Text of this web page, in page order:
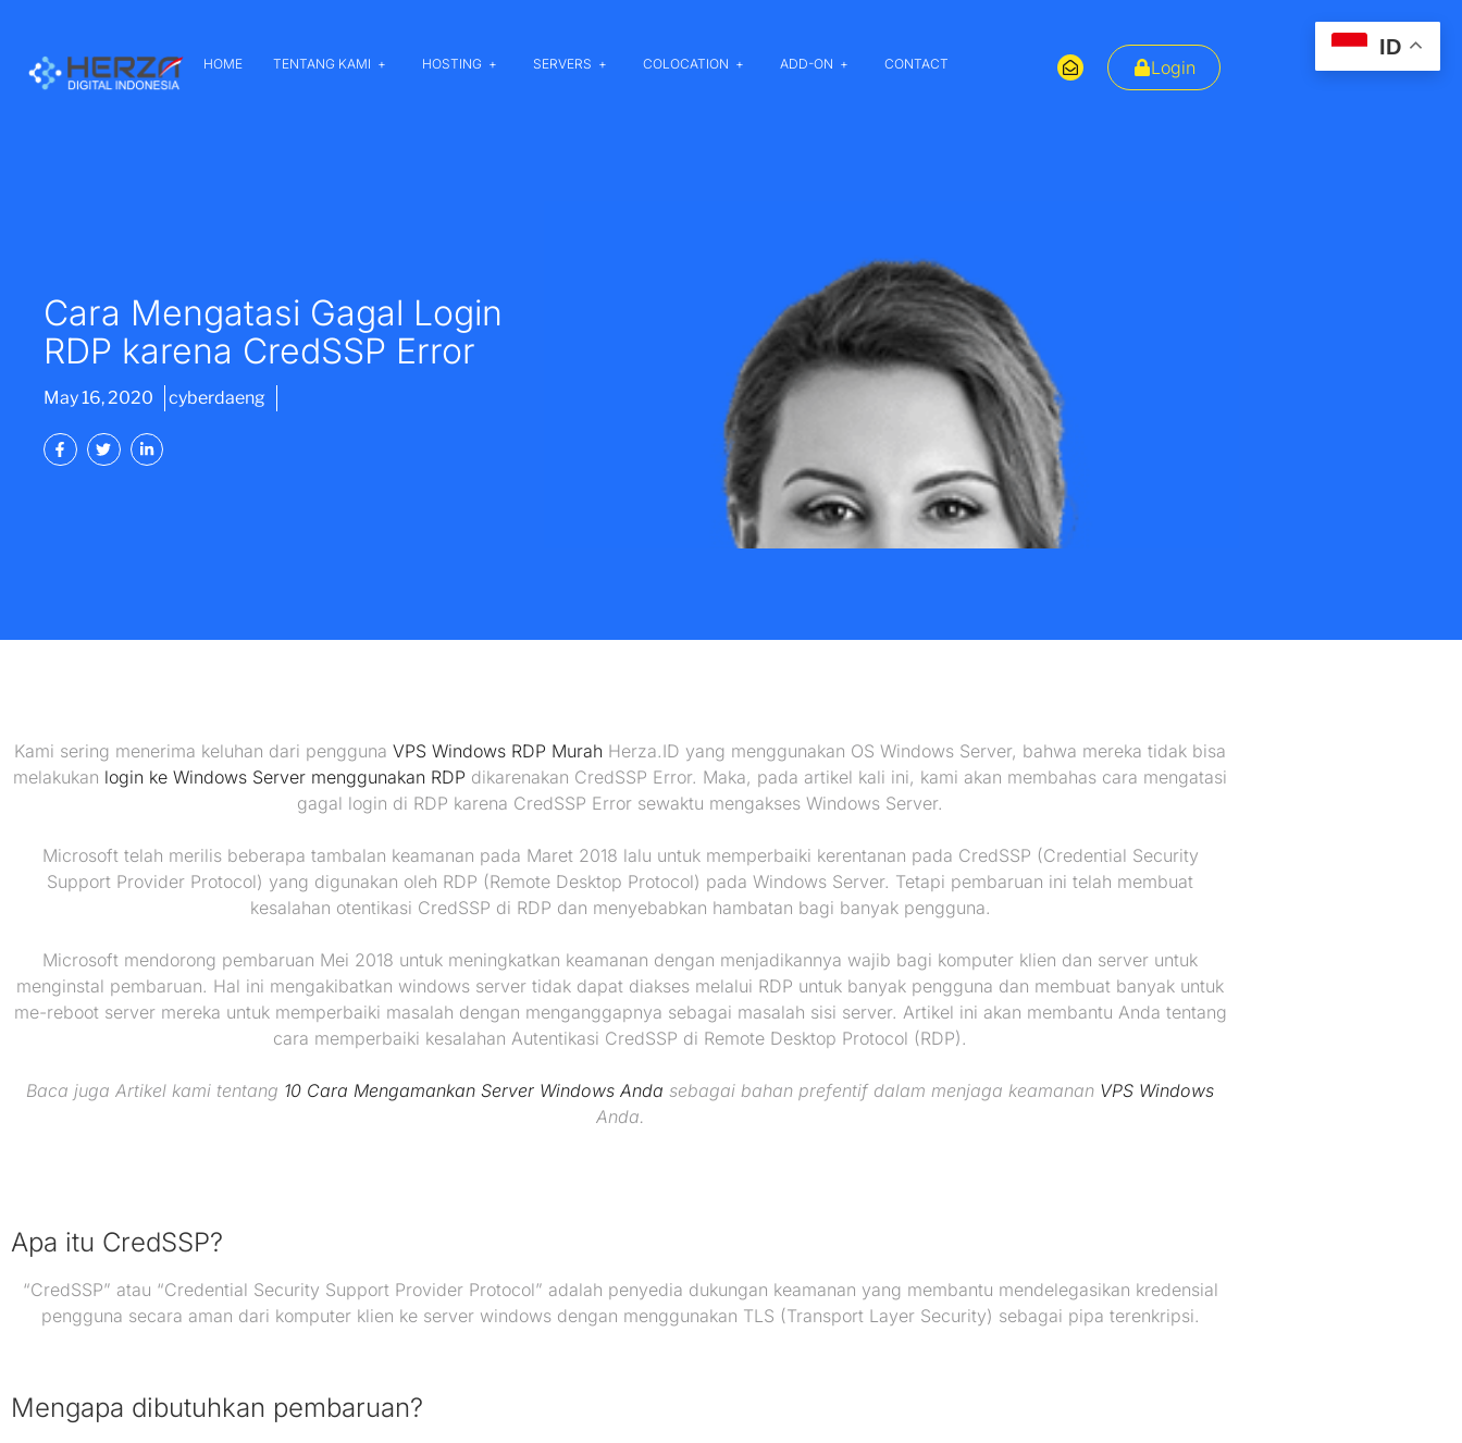
HOME TENTANG KAMI HOSTING SERVERS COLOCATION ADD-ON CONTACT Login
Cara Mengatasi Gagal Login
RDP karena CredSSP Error
May 16, 2020 cyberdaeng
Kami sering menerima keluhan dari pengguna VPS Windows RDP Murah Herza.ID yang menggunakan OS Windows Server, bahwa mereka tidak bisa
melakukan login ke Windows Server menggunakan RDP dikarenakan CredSSP Error. Maka, pada artikel kali ini, kami akan membahas cara mengatasi
gagal login di RDP karena CredSSP Error sewaktu mengakses Windows Server.
Microsoft telah merilis beberapa tambalan keamanan pada Maret 2018 lalu untuk memperbaiki kerentanan pada CredSSP (Credential Security
Support Provider Protocol) yang digunakan oleh RDP (Remote Desktop Protocol) pada Windows Server. Tetapi pembaruan ini telah membuat
kesalahan otentikasi CredSSP di RDP dan menyebabkan hambatan bagi banyak pengguna.
Microsoft mendorong pembaruan Mei 2018 untuk meningkatkan keamanan dengan menjadikannya wajib bagi komputer klien dan server untuk
menginstal pembaruan. Hal ini mengakibatkan windows server tidak dapat diakses melalui RDP untuk banyak pengguna dan membuat banyak untuk
me-reboot server mereka untuk memperbaiki masalah dengan menganggapnya sebagai masalah sisi server. Artikel ini akan membantu Anda tentang
cara memperbaiki kesalahan Autentikasi CredSSP di Remote Desktop Protocol (RDP).
Baca juga Artikel kami tentang 10 Cara Mengamankan Server Windows Anda sebagai bahan prefentif dalam menjaga keamanan VPS Windows
Anda.
Apa itu CredSSP?
“CredSSP” atau “Credential Security Support Provider Protocol” adalah penyedia dukungan keamanan yang membantu mendelegasikan kredensial
pengguna secara aman dari komputer klien ke server windows dengan menggunakan TLS (Transport Layer Security) sebagai pipa terenkripsi.
Mengapa dibutuhkan pembaruan?
ID